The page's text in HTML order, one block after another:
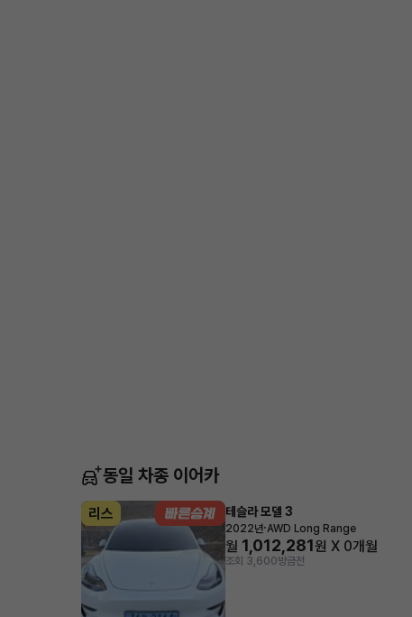
동일 차종 이어카
리스 테슬라 모델 3
2022년·AWD Long Range
월 1,012,281원 X 0개월
조회 3,600방금전